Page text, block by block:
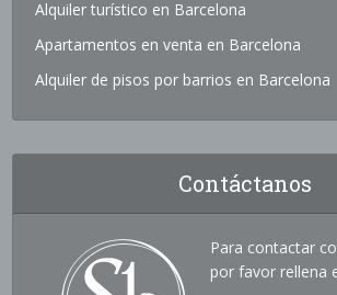
Alquiler turístico en Barcelona
Apartamentos en venta en Barcelona
Alquiler de pisos por barrios en Barcelona
Contáctanos
Para contactar
por favor rellena